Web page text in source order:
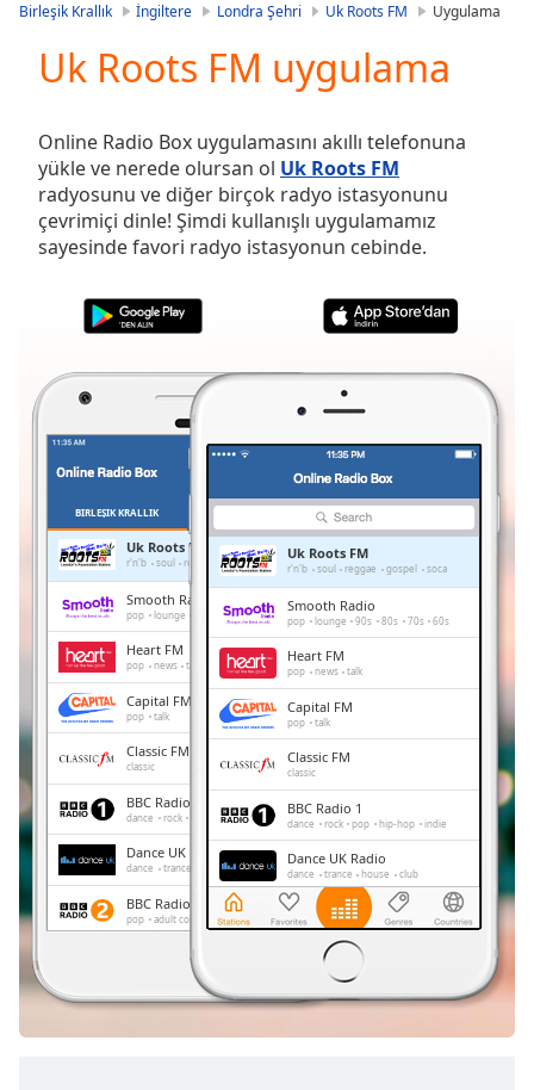
Video
Skip
Backward
Skip
Forward
Mute
Current
Duration-:-
0.00%
Stream
TypeLIVE
Seek to
LIVE
Remaining
Time-
Playback
Chapters
Chapters
Descriptions
descriptions
off,
Subtitles
subtitles
Birleşik Krallık İngiltere Londra Şehri Uk Roots FM Uygulama
Uk Roots FM uygulama
Online Radio Box uygulamasını akıllı telefonuna
yükle ve nerede olursan ol Uk Roots FM
radyosunu ve diğer birçok radyo istasyonunu
çevrimiçi dinle! Şimdi kullanışlı uygulamamız
sayesinde favori radyo istasyonun cebinde.
BIRLEŞIK KRALLIK
Uk Roots FM
r'n'b soul reggae gospel soca
Smooth Radio
pop lounge 80s 70s 60s
Heart FM
pop news talk
Capital FM
pop talk
Classic FM
classic
BBC Radio 1
dance rock hip-hop indie
Dance UK Radio
dance trance house club
BBC Radio 2
pop adult contemporary
Gold Radio
Uk Roots FM
r'n'b soul reggae gospel soca
Smooth Radio
pop lounge 90s 80s 70s 60s
Heart FM
pop news talk
Capital FM
pop talk
Classic FM
classic
BBC Radio 1
dance rock pop hip-hop indie
Dance UK Radio
dance trance house club
BBC Radio 2
pop adult contemporary
Gold Radio